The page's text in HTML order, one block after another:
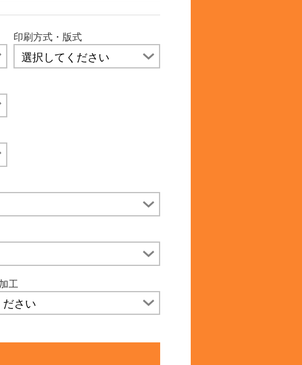
印刷方式・版式
工